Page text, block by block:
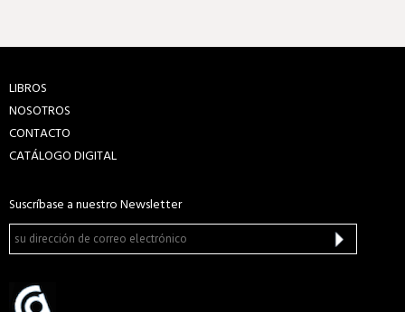
LIBROS
NOSOTROS
CONTACTO
CATÁLOGO DIGITAL
Suscríbase a nuestro Newsletter